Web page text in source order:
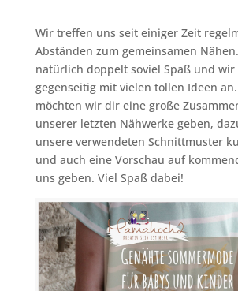
Wir treffen uns seit einiger Zeit
Abständen zum gemeinsamen
natürlich doppelt soviel Spaß und wir
gegenseitig mit vielen tollen Ideen
möchten wir dir eine große
unserer letzten Nähwerke geben,
unsere verwendeten Schnittmuster
und auch eine Vorschau auf
uns geben. Viel Spaß dabei!